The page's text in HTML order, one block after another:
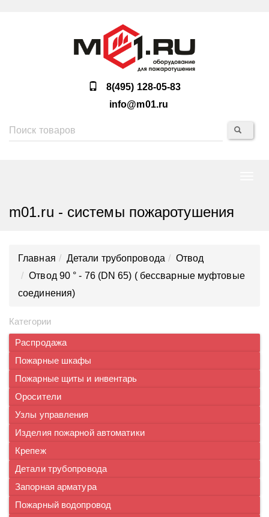
8(495) 128-05-83
info@m01.ru
m01.ru - системы пожаротушения
Главная Детали трубопровода
Отвод
Отвод 90 ° - 76 (DN 65) ( бессварные муфтовые
соединения)
Категории
Распродажа
Пожарные шкафы
Пожарные щиты и инвентарь
Оросители
Узлы управления
Изделия пожарной автоматики
Крепеж
Детали трубопровода
Запорная арматура
Пожарный водопровод